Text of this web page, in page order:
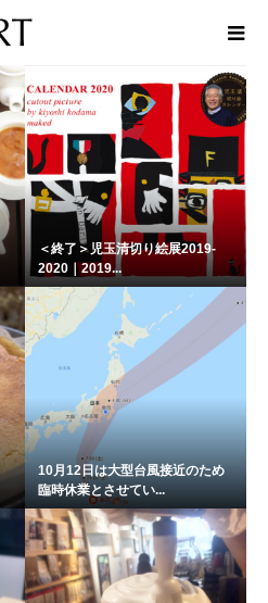
＜終了＞児玉清切り絵展2019-
2020｜2019...
10月12日は大型台風接近のため
臨時休業とさせてい...